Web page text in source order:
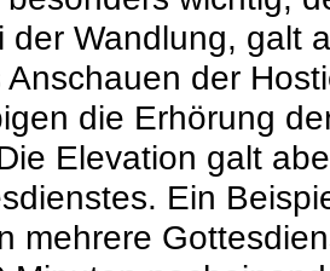
der Wandlung, galt
Anschauen der
die Erhörung
Elevation galt
Ein
mehrere